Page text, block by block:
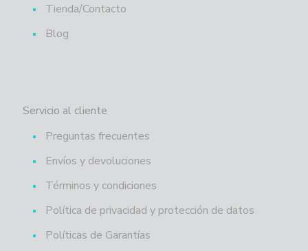
Tienda/Contacto
Blog
Servicio al cliente
Preguntas frecuentes
Envíos y devoluciones
Términos y condiciones
Política de privacidad y protección de datos
Políticas de Garantías